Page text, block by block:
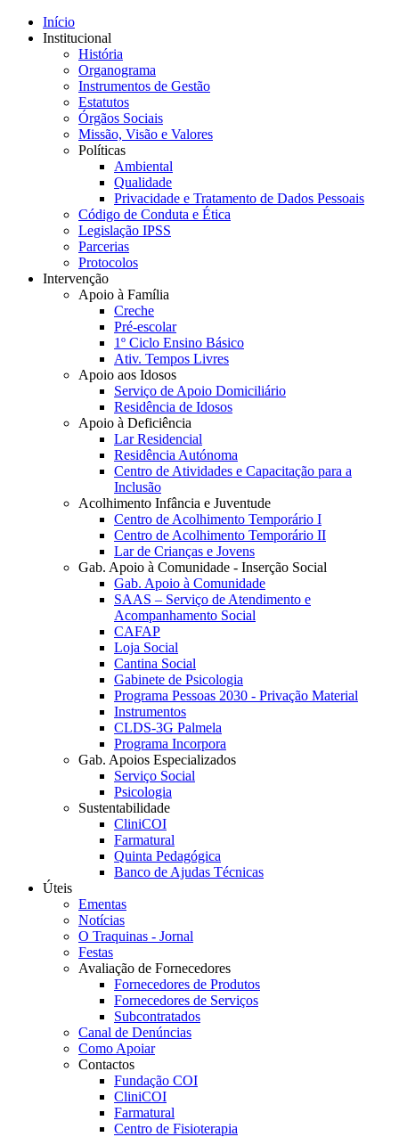
Início
Institucional
História
Organograma
Instrumentos de Gestão
Estatutos
Órgãos Sociais
Missão, Visão e Valores
Políticas
Ambiental
Qualidade
Privacidade e Tratamento de Dados Pessoais
Código de Conduta e Ética
Legislação IPSS
Parcerias
Protocolos
Intervenção
Apoio à Família
Creche
Pré-escolar
1º Ciclo Ensino Básico
Ativ. Tempos Livres
Apoio aos Idosos
Serviço de Apoio Domiciliário
Residência de Idosos
Apoio à Deficiência
Lar Residencial
Residência Autónoma
Centro de Atividades e Capacitação para a
Inclusão
Acolhimento Infância e Juventude
Centro de Acolhimento Temporário I
Centro de Acolhimento Temporário II
Lar de Crianças e Jovens
Gab. Apoio à Comunidade - Inserção Social
Gab. Apoio à Comunidade
SAAS – Serviço de Atendimento e
Acompanhamento Social
CAFAP
Loja Social
Cantina Social
Gabinete de Psicologia
Programa Pessoas 2030 - Privação Material
Instrumentos
CLDS-3G Palmela
Programa Incorpora
Gab. Apoios Especializados
Serviço Social
Psicologia
Sustentabilidade
CliniCOI
Farmatural
Quinta Pedagógica
Banco de Ajudas Técnicas
Úteis
Ementas
Notícias
O Traquinas - Jornal
Festas
Avaliação de Fornecedores
Fornecedores de Produtos
Fornecedores de Serviços
Subcontratados
Canal de Denúncias
Como Apoiar
Contactos
Fundação COI
CliniCOI
Farmatural
Centro de Fisioterapia